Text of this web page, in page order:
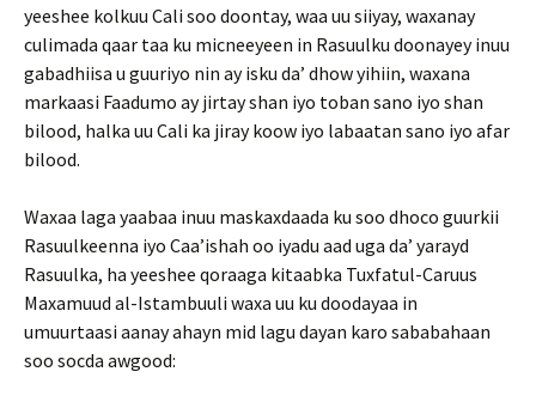
yeeshee kolkuu Cali soo doontay, waa uu siiyay, waxanay
culimada qaar taa ku micneeyeen in Rasuulku doonayey inuu
gabadhiisa u guuriyo nin ay isku da’ dhow yihiin, waxana
markaasi Faadumo ay jirtay shan iyo toban sano iyo shan
bilood, halka uu Cali ka jiray koow iyo labaatan sano iyo afar
bilood.
Waxaa laga yaabaa inuu maskaxdaada ku soo dhoco guurkii
Rasuulkeenna iyo Caa’ishah oo iyadu aad uga da’ yarayd
Rasuulka, ha yeeshee qoraaga kitaabka Tuxfatul-Caruus
Maxamuud al-Istambuuli waxa uu ku doodayaa in
umuurtaasi aanay ahayn mid lagu dayan karo sababahaan
soo socda awgood: